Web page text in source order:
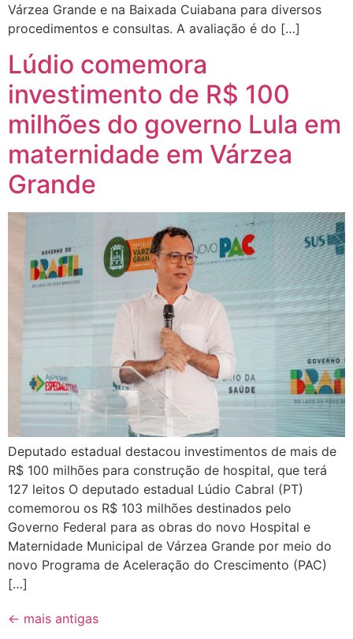
Várzea Grande e na Baixada Cuiabana para diversos
procedimentos e consultas. A avaliação é do […]
Lúdio comemora
investimento de R$ 100
milhões do governo Lula em
maternidade em Várzea
Grande
Deputado estadual destacou investimentos de mais de
R$ 100 milhões para construção de hospital, que terá
127 leitos O deputado estadual Lúdio Cabral (PT)
comemorou os R$ 103 milhões destinados pelo
Governo Federal para as obras do novo Hospital e
Maternidade Municipal de Várzea Grande por meio do
novo Programa de Aceleração do Crescimento (PAC)
[…]
← mais antigas